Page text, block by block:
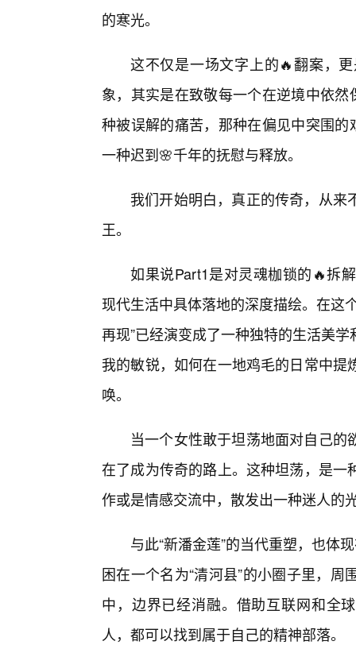
的寒光。
这不仅是一场文字上的🔥翻案，
象，其实是在致敬每一个在逆境中依
种被误解的痛苦，那种在偏见中突围
一种迟到🌸千年的抚慰与释放。
我们开始明白，真正的传奇，从
王。
如果说Part1是对灵魂枷锁的🔥拆
现代生活中具体落地的深度描绘。在这
再现”已经演变成了一种独特的生活美
我的敏锐，如何在一地鸡毛的日常中
唤。
当一个女性敢于坦荡地面对自己
在了成为传奇的路上。这种坦荡，是
作或是情感交流中，散发出一种迷人的
与此“新潘金莲”的当代重塑，也体
困在一个名为“清河县”的小圈子里，
中，边界已经消融。借助互联网和全
人，都可以找到属于自己的精神部落。